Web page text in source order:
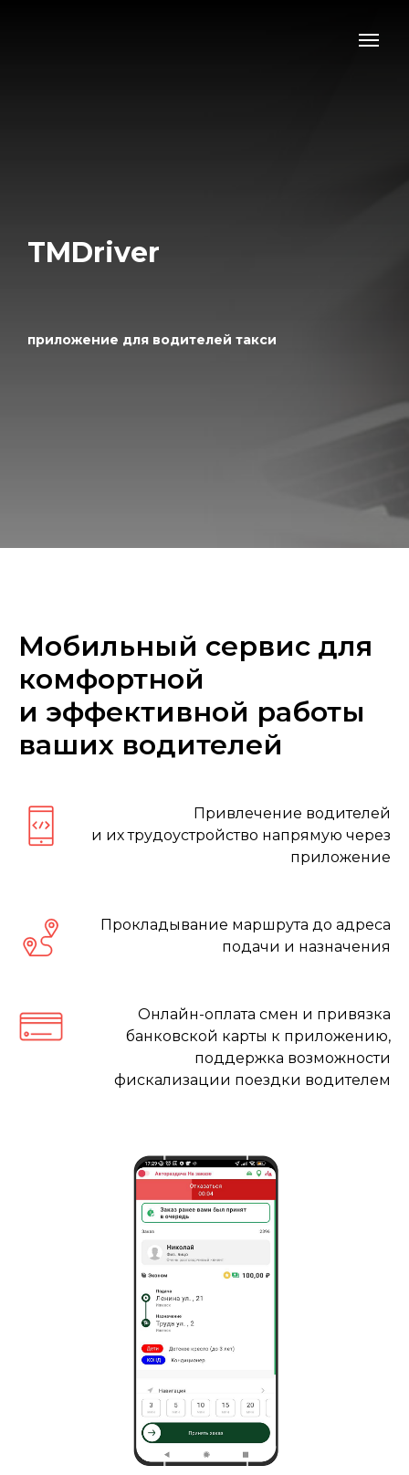
TMDriver
приложение для водителей такси
Мобильный сервис для
комфортной
и эффективной работы
ваших водителей
Привлечение водителей
и их трудоустройство напрямую через
приложение
Прокладывание маршрута до адреса
подачи и назначения
Онлайн-оплата смен и привязка
банковской карты к приложению,
поддержка возможности
фискализации поездки водителем